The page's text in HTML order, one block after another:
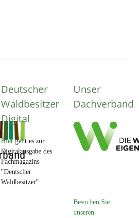
Deutscher
Waldbesitzer
Digital
Hiergeht es zur
Digitalausgabe des
Fachmagazins
"Deutscher
Waldbesitzer".
Unser
Dachverband
Besuchen Sie
unseren